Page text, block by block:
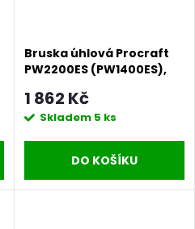
Bruska úhlová Procraft
PW2200ES (PW1400ES),
1 862 Kč
Skladem 5 ks
DO KOŠÍKU